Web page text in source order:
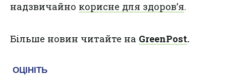
надзвичайно корисне для здоров’я.
Більше новин читайте на GreenPost.